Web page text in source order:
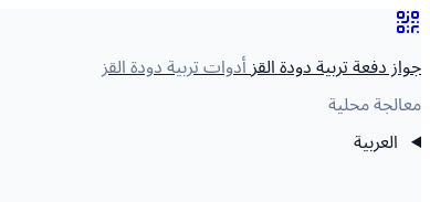
جواز دفعة تربية دودة القزأدوات تربية دودة القز
معالجة محلية
العربية